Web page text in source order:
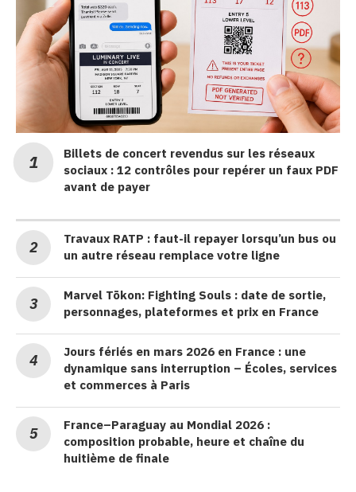
Billets de concert revendus sur les réseaux
sociaux : 12 contrôles pour repérer un faux PDF
avant de payer
Travaux RATP : faut-il repayer lorsqu’un bus ou
un autre réseau remplace votre ligne
Marvel Tōkon: Fighting Souls : date de sortie,
personnages, plateformes et prix en France
Jours fériés en mars 2026 en France : une
dynamique sans interruption – Écoles, services
et commerces à Paris
France–Paraguay au Mondial 2026 :
composition probable, heure et chaîne du
huitième de finale